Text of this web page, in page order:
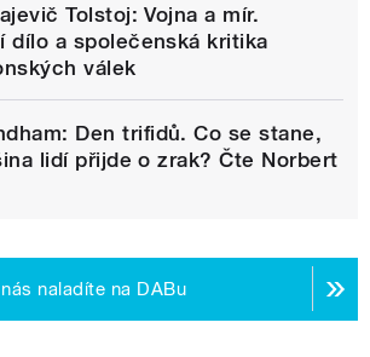
Tolstoj: Vojna a mír.
dílo a společenská kritika
válek
Den trifidů. Co se stane,
lidí přijde o zrak? Čte Norbert
naladíte na DABu